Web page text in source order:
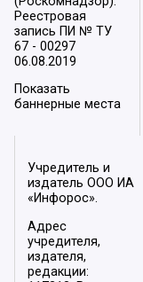
Реестровая
запись ПИ № ТУ
67 - 00297
06.08.2019
Показать
баннерные места
Учредитель и
издатель ООО ИА
«Инфорос».
Адрес
учредителя,
издателя,
редакции: